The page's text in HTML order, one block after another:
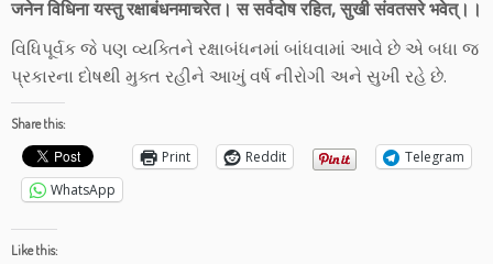
जनेनविधिनायस्तुरक्षाबंधनमाचरेत।ससर्वदोषरहित,सुखीसंवतसरेभवेत्।।
વિધિપૂર્વક જે પણ વ્યક્તિને રક્ષાબંધનમાં બાંધવામાં આવે છે એ બધા જ
પ્રકારના દોષથી મુક્ત રહીને આખું વર્ષ નીરોગી અને સુખી રહે છે.
Share this:
Print Reddit
Telegram
WhatsApp
Like this: